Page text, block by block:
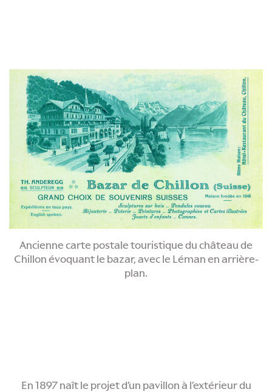
Ancienne carte postale touristique du château de
Chillon évoquant le bazar, avec le Léman en arrière-
plan.
En 1897 naît le projet d’un pavillon à l’extérieur du